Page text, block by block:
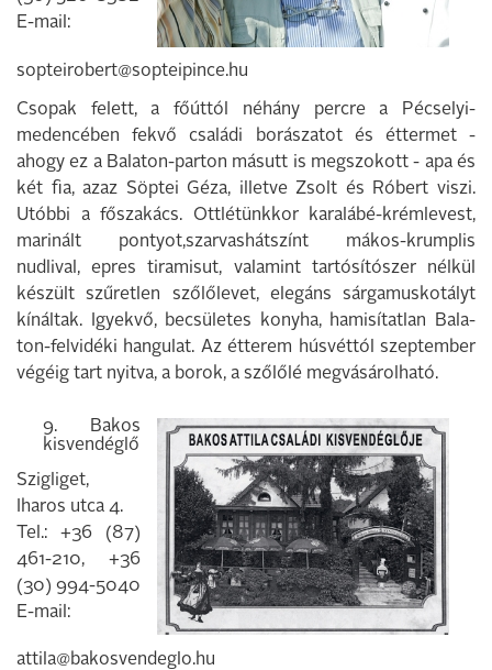
E-mail:
sopteirobert@sopteipince.hu
Csopak felett, a főúttól néhány percre a Pécselyi-
medencében fekvő családi bo­rászatot és éttermet -
ahogy ez a Bala­ton-parton másutt is megszokott - apa és
két fia, azaz Söptei Géza, illetve Zsolt és Róbert viszi.
Utóbbi a főszakács. Ott­létünkkor karalábé-krémlevest,
marinált pontyot,szarvashátszínt mákos-krumplis
nudlival, epres tiramisut, valamint tartósí­tószer nélkül
készült szűretlen szőlőlevet, elegáns sárgamuskotályt
kínáltak. Igyek­vő, becsületes konyha, hamisítatlan Bala­
ton-felvidéki hangulat. Az étterem húsvét­tól szeptember
végéig tart nyitva, a borok, a szőlőlé megvásárolható.
9. Bakos
kisvendéglő
Szigliget,
Iharos utca 4.
Tel.: +36 (87)
461-210, +36
(30) 994-5040
E-mail:
attila@bakosvendeglo.hu